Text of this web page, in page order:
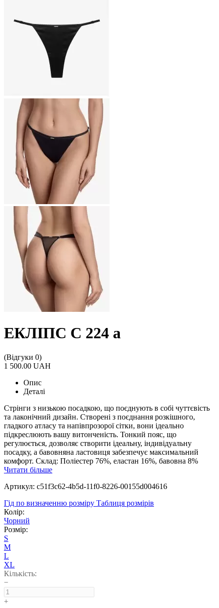
ЕКЛІПС С 224 а
(Відгуки 0)
1 500.00 UAH
Опис
Деталі
Стрінги з низькою посадкою, що поєднують в собі чуттєвість
та лаконічний дизайн. Створені з поєднання розкішного,
гладкого атласу та напівпрозорої сітки, вони ідеально
підкреслюють вашу витонченість. Тонкий пояс, що
регулюється, дозволяє створити ідеальну, індивідуальну
посадку, а бавовняна ластовиця забезпечує максимальний
комфорт. Склад: Поліестер 76%, еластан 16%, бавовна 8%
Читати більше
Артикул: c51f3c62-4b5d-11f0-8226-00155d004616
Гід по визначенню розміру Таблиця розмірів
Колір:
Чорний
Розмір:
S
M
L
XL
Кількість:
−
+